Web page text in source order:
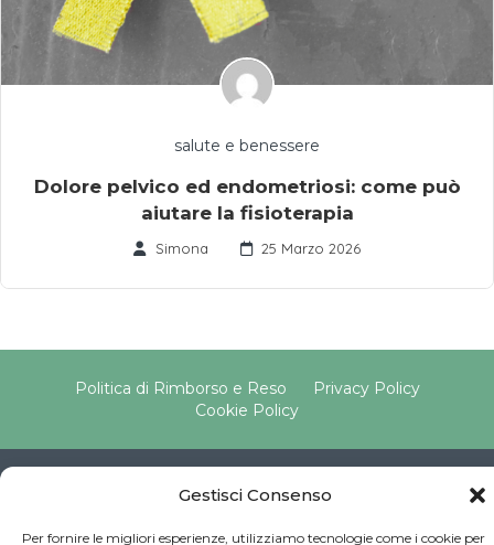
Gestisci Consenso
Per fornire le migliori esperienze, utilizziamo tecnologie come i cookie per
salute e benessere
Dolore pelvico ed endometriosi: come può
aiutare la fisioterapia
Simona 25 Marzo 2026
Politica di Rimborso e Reso
Privacy Policy
Cookie Policy
Copyright © 2025 Pavimento Pelvico Italia beAPPI srl |
P.IVA: 16569171008 | Email PEC: